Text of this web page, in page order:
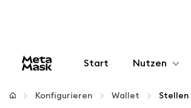
Start Nutzen
Konfigurieren
Konfigurieren Wallet